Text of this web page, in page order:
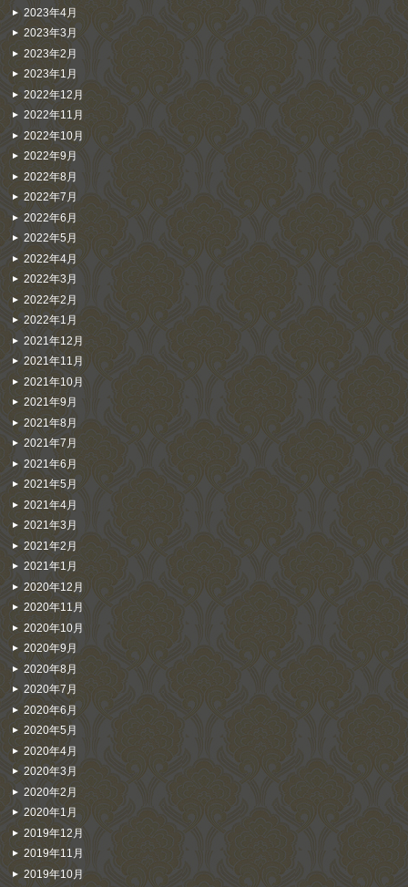
2023年4月
2023年3月
2023年2月
2023年1月
2022年12月
2022年11月
2022年10月
2022年9月
2022年8月
2022年7月
2022年6月
2022年5月
2022年4月
2022年3月
2022年2月
2022年1月
2021年12月
2021年11月
2021年10月
2021年9月
2021年8月
2021年7月
2021年6月
2021年5月
2021年4月
2021年3月
2021年2月
2021年1月
2020年12月
2020年11月
2020年10月
2020年9月
2020年8月
2020年7月
2020年6月
2020年5月
2020年4月
2020年3月
2020年2月
2020年1月
2019年12月
2019年11月
2019年10月